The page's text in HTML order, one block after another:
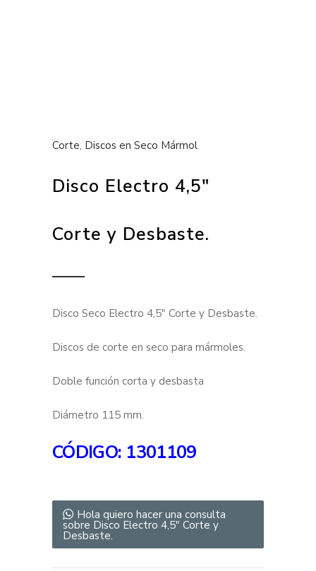
Corte, Discos en Seco Mármol
Disco Electro 4,5″
Corte y Desbaste.
Disco Seco Electro 4,5″ Corte y Desbaste.
Discos de corte en seco para mármoles.
Doble función corta y desbasta
Diámetro 115 mm.
CÓDIGO: 1301109
Hola quiero hacer una consulta
sobre Disco Electro 4,5″ Corte y
Desbaste.